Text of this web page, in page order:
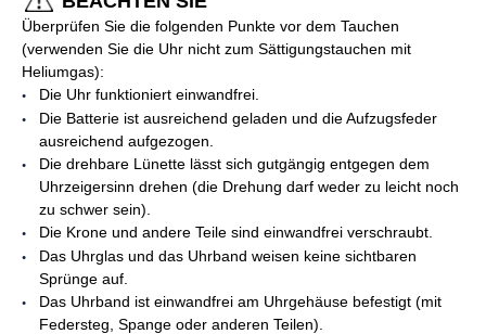
Überprüfen Sie die folgenden Punkte vor dem Tauchen
(verwenden Sie die Uhr nicht zum Sättigungstauchen mit
Heliumgas):
Die Uhr funktioniert einwandfrei.
Die Batterie ist ausreichend geladen und die Aufzugsfeder
ausreichend aufgezogen.
Die drehbare Lünette lässt sich gutgängig entgegen dem
Uhrzeigersinn drehen (die Drehung darf weder zu leicht noch
zu schwer sein).
Die Krone und andere Teile sind einwandfrei verschraubt.
Das Uhrglas und das Uhrband weisen keine sichtbaren
Sprünge auf.
Das Uhrband ist einwandfrei am Uhrgehäuse befestigt (mit
Federsteg, Spange oder anderen Teilen).